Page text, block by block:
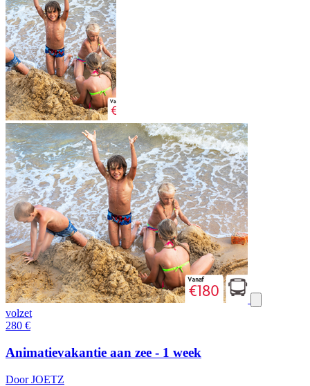
volzet
280 €
Animatievakantie aan zee - 1 week
Door JOETZ